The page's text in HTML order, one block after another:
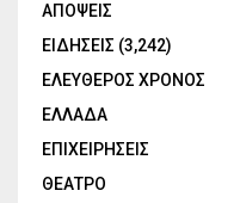
ΑΠΟΨΕΙΣ
ΕΙΔΗΣΕΙΣ (3,242)
ΕΛΕΥΘΕΡΟΣ ΧΡΟΝΟΣ
ΕΛΛΑΔΑ
ΕΠΙΧΕΙΡΗΣΕΙΣ
ΘΕΑΤΡΟ